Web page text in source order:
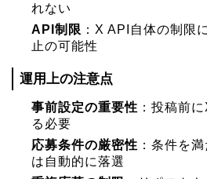
れない
API制限 ：X API自体の制限
止の可能性
運用上の注意点
事前設定の重要性 ：投稿前
る必要
応募条件の厳密性 ：条件を
は自動的に落選